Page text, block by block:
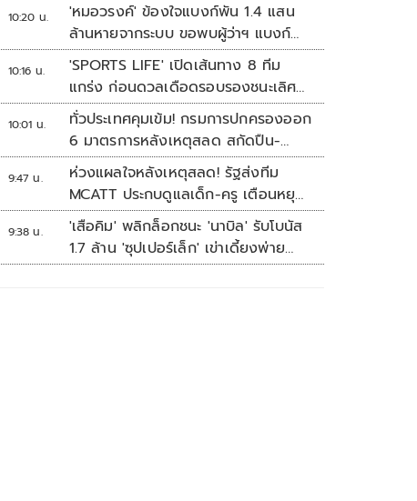
10:20 น.
'หมอวรงค์' ข้องใจแบงก์พัน 1.4 แสน
ล้านหายจากระบบ ขอพบผู้ว่าฯ แบงก์
ชาติ
10:16 น.
'SPORTS LIFE' เปิดเส้นทาง 8 ทีม
แกร่ง ก่อนดวลเดือดรอบรองชนะเลิศ
ศึก 'วอลเลย์บอลนักเรียน แชมป์
กีฬา 7HD 2026'
10:01 น.
ทั่วประเทศคุมเข้ม! กรมการปกครองออก
6 มาตรการหลังเหตุสลด สกัดปืน-
ป้องกันเลียนแบบ
9:47 น.
ห่วงแผลใจหลังเหตุสลด! รัฐส่งทีม
MCATT ประกบดูแลเด็ก-ครู เตือนหยุด
แชร์ภาพรุนแรง
9:38 น.
'เสือคิม' พลิกล็อกชนะ 'นาบิล' รับโบนัส
1.7 ล้าน 'ซุปเปอร์เล็ก' เข่าเดี้ยงพ่าย
TKO